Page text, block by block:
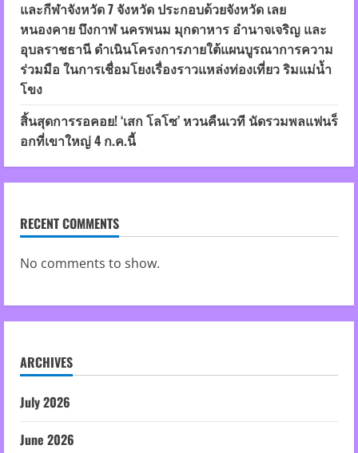
และกีฬาจังหวัด 7 จังหวัด ประกอบด้วยจังหวัด เลย
หนองคาย บึงกาฬ นครพนม มุกดาหาร อำนาจเจริญ และ
อุบลราชธานี ดำเนินโครงการภายใต้แผนบูรณาการความ
ร่วมมือ ในการเชื่อมโยงเรื่องราวแหล่งท่องเที่ยว ริมแม่น้ำ
โขง
สิ้นสุดการรอคอย! ‘เสก โลโซ’ หวนคืนเวที นัดรวมพลแฟนร็
อกที่เขาใหญ่ 4 ก.ค.นี้
RECENT COMMENTS
No comments to show.
ARCHIVES
July 2026
June 2026